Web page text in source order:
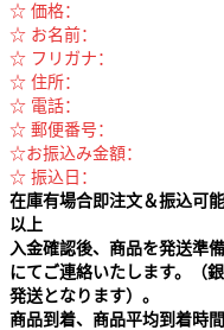
☆ 価格：
☆ お名前：
☆ フリガナ：
☆ 住所：
☆ 電話：
☆ 郵便番号：
☆お振込み金額：
☆ 振込日：
在庫有場合即注文＆振込可能
以上
入金確認後、商品を発送準
にてご連絡いたします。（
発送となります）。
商品到着、商品平均到着時間